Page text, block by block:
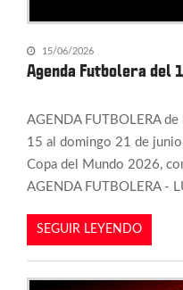
15/06/2026
Agenda Futbolera del
AGENDA FUTBOLERA
15 al domingo 21 de
Copa del Mundo 2026,
AGENDA FUTBOLERA -
SEGUIR LEYENDO